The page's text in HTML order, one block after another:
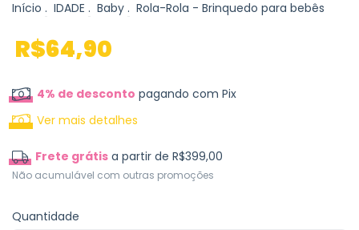
Início . IDADE . Baby . Rola-Rola - Brinquedo para bebês
R$64,90
4% de desconto pagando com Pix
Ver mais detalhes
Frete grátis a partir de R$399,00
Não acumulável com outras promoções
Quantidade